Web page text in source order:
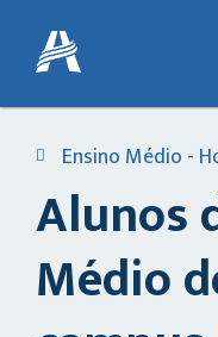
Ensino Médio -
Alunos
Médio